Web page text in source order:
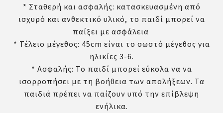
* Σταθερή και ασφαλής: κατασκευασμένη από
ισχυρό και ανθεκτικό υλικό, το παιδί μπορεί να
παίξει με ασφάλεια
* Τέλειο μέγεθος: 45cm είναι το σωστό μέγεθος για
ηλικίες 3-6.
* Ασφαλής: Το παιδί μπορεί εύκολα να να
ισορροπήσει με τη βοήθεια των απολήξεων. Τα
παιδιά πρέπει να παίζουν υπό την επίβλεψη
ενήλικα.